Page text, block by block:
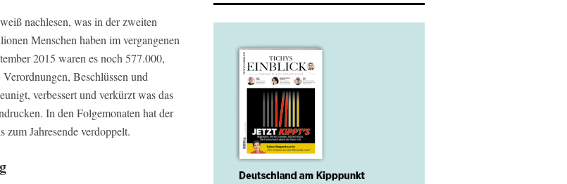
nachlesen, was in der zweiten
Menschen haben im vergangenen
2015 waren es noch 577.000,
Beschlüssen und
verbessert und verkürzt was das
In den Folgemonaten hat der
Jahresende verdoppelt.